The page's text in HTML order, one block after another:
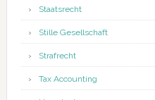
Staatsrecht
Stille Gesellschaft
Strafrecht
Tax Accounting